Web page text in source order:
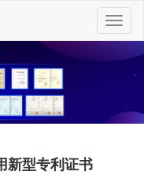
切
换
新型专利证书